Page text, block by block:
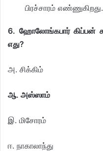
பிரச்சாரம் எண்ணுகிறது.
6. ஹோலோங்கபார் கிப்பன்
எது?
அ. சிக்கிம்
ஆ. அஸ்ஸாம்
இ. மிசோரம்
ஈ. நாகாலாந்து